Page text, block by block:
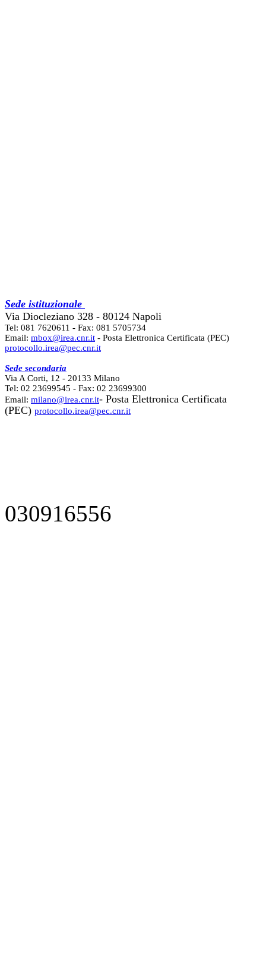
Sede istituzionale
Via Diocleziano 328 - 80124 Napoli
Tel: 081 7620611 - Fax: 081 5705734
Email: mbox@irea.cnr.it - Posta Elettronica Certificata (PEC)
protocollo.irea@pec.cnr.it
Sede secondaria
Via A Corti, 12 - 20133 Milano
Tel: 02 23699545 - Fax: 02 23699300
Email: milano@irea.cnr.it- Posta Elettronica Certificata
(PEC) protocollo.irea@pec.cnr.it
030916556